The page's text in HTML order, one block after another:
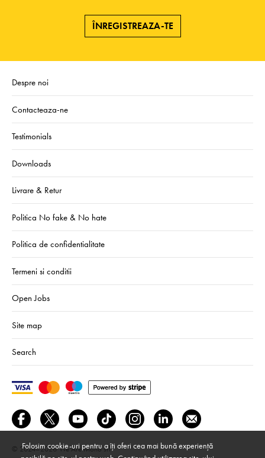
ÎNREGISTREAZA-TE
Despre noi
Contacteaza-ne
Testimonials
Downloads
Livrare & Retur
Politica No fake & No hate
Politica de confidentialitate
Termeni si conditii
Open Jobs
Site map
Search
© 2024–2026 We Are Mono srl
Folosim cookie-uri pentru a îți oferi cea mai bună experiență